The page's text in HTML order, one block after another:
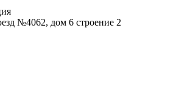
№4062, дом 6 строение 2